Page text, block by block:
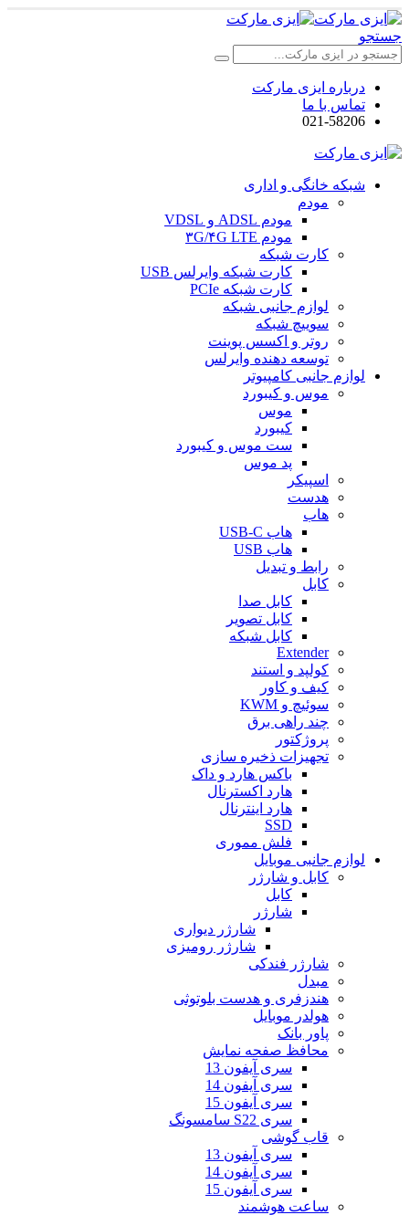
جستجو
درباره ایزی مارکت
تماس با ما
021-58206
شبکه خانگی و اداری
مودم
مودم ADSL و VDSL
مودم ۳G/۴G LTE
کارت شبکه
کارت شبکه وایرلس USB
کارت شبکه PCIe
لوازم جانبی شبکه
سوییچ شبکه
روتر و اکسس پوینت
توسعه دهنده وایرلس
لوازم جانبی کامپیوتر
موس و کیبورد
موس
کیبورد
ست موس و کیبورد
پد موس
اسپیکر
هدست
هاب
هاب USB-C
هاب USB
رابط و تبدیل
کابل
کابل صدا
کابل تصویر
کابل شبکه
Extender
کولپد و استند
کیف و کاور
سوئیچ و KWM
چند راهی برق
پروژکتور
تجهیزات ذخیره سازی
باکس هارد و داک
هارد اکسترنال
هارد اینترنال
SSD
فلش مموری
لوازم جانبی موبایل
کابل و شارژر
کابل
شارژر
شارژر دیواری
شارژر رومیزی
شارژر فندکی
مبدل
هندزفری و هدست بلوتوثی
هولدر موبایل
پاور بانک
محافظ صفحه نمایش
سری آیفون 13
سری آیفون 14
سری آیفون 15
سری S22 سامسونگ
قاب گوشی
سری آیفون 13
سری آیفون 14
سری آیفون 15
ساعت هوشمند